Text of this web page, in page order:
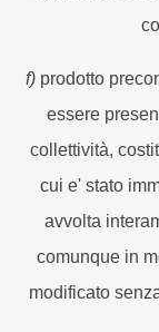
f)prodotto
essere
collettività,
cui e' stato
avvolta
comunque in
modificato